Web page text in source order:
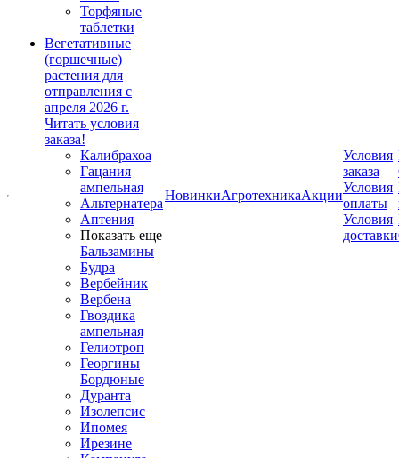
Торфяные
таблетки
Вегетативные
(горшечные)
растения для
отправления с
апреля 2026 г.
Читать условия
заказа!
Калибрахоа
Гацания
ампельная
Альтернатера
Аптения
Показать еще
Бальзамины
Будра
Вербейник
Вербена
Гвоздика
ампельная
Гелиотроп
Георгины
Бордюные
Дуранта
Изолепсис
Ипомея
Ирезине
НовинкиАгротехникаАкции
Условия
заказа
Условия
оплаты
Условия
доставки